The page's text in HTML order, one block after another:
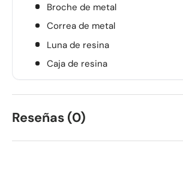
Broche de metal
Correa de metal
Luna de resina
Caja de resina
Reseñas (0)